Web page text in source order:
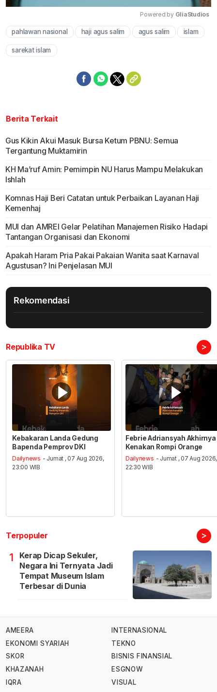
Mute
Powered by GliaStudios
pahlawan nasional haji agus salim agus salim islam
sarekat islam
Berita Terkait
Gus Kikin Akui Masuk Bursa Ketum PBNU: Semua
Tergantung Muktamirin
KH Ma’ruf Amin: Pemimpin NU Harus Mampu Melakukan
Ishlah
Komnas Haji Beri Catatan untuk Perbaikan Layanan Haji
Kemenhaj
MUI dan AMREI Gelar Pelatihan Manajemen Risiko Hadapi
Tantangan Organisasi dan Ekonomi
Apakah Haram Pria Pakai Pakaian Wanita saat Karnaval
Agustusan? Ini Penjelasan MUI
Rekomendasi
Republika TV >
Kebakaran Landa Gedung
Bapenda Pemprov DKI
Dailynews - Jumat , 07 Aug 2026,
23:00 WIB
Febrie Adriansyah Akhirnya
Kenakan Rompi Orange
Dailynews - Jumat , 07 Aug 2026,
22:30 WIB
Terpopuler >
1
Kerap Dicap Sekuler,
Negara Ini Ternyata Jadi
Tempat Museum Islam
Terbesar di Dunia
AMEERA
EKONOMI SYARIAH
SKOR
KHAZANAH
IQRA
INTERNASIONAL
TEKNO
BISNIS FINANSIAL
ESGNOW
VISUAL